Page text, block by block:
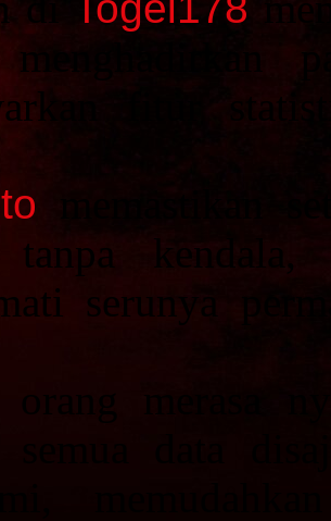
fitur
tanpa
serunya
orang merasa